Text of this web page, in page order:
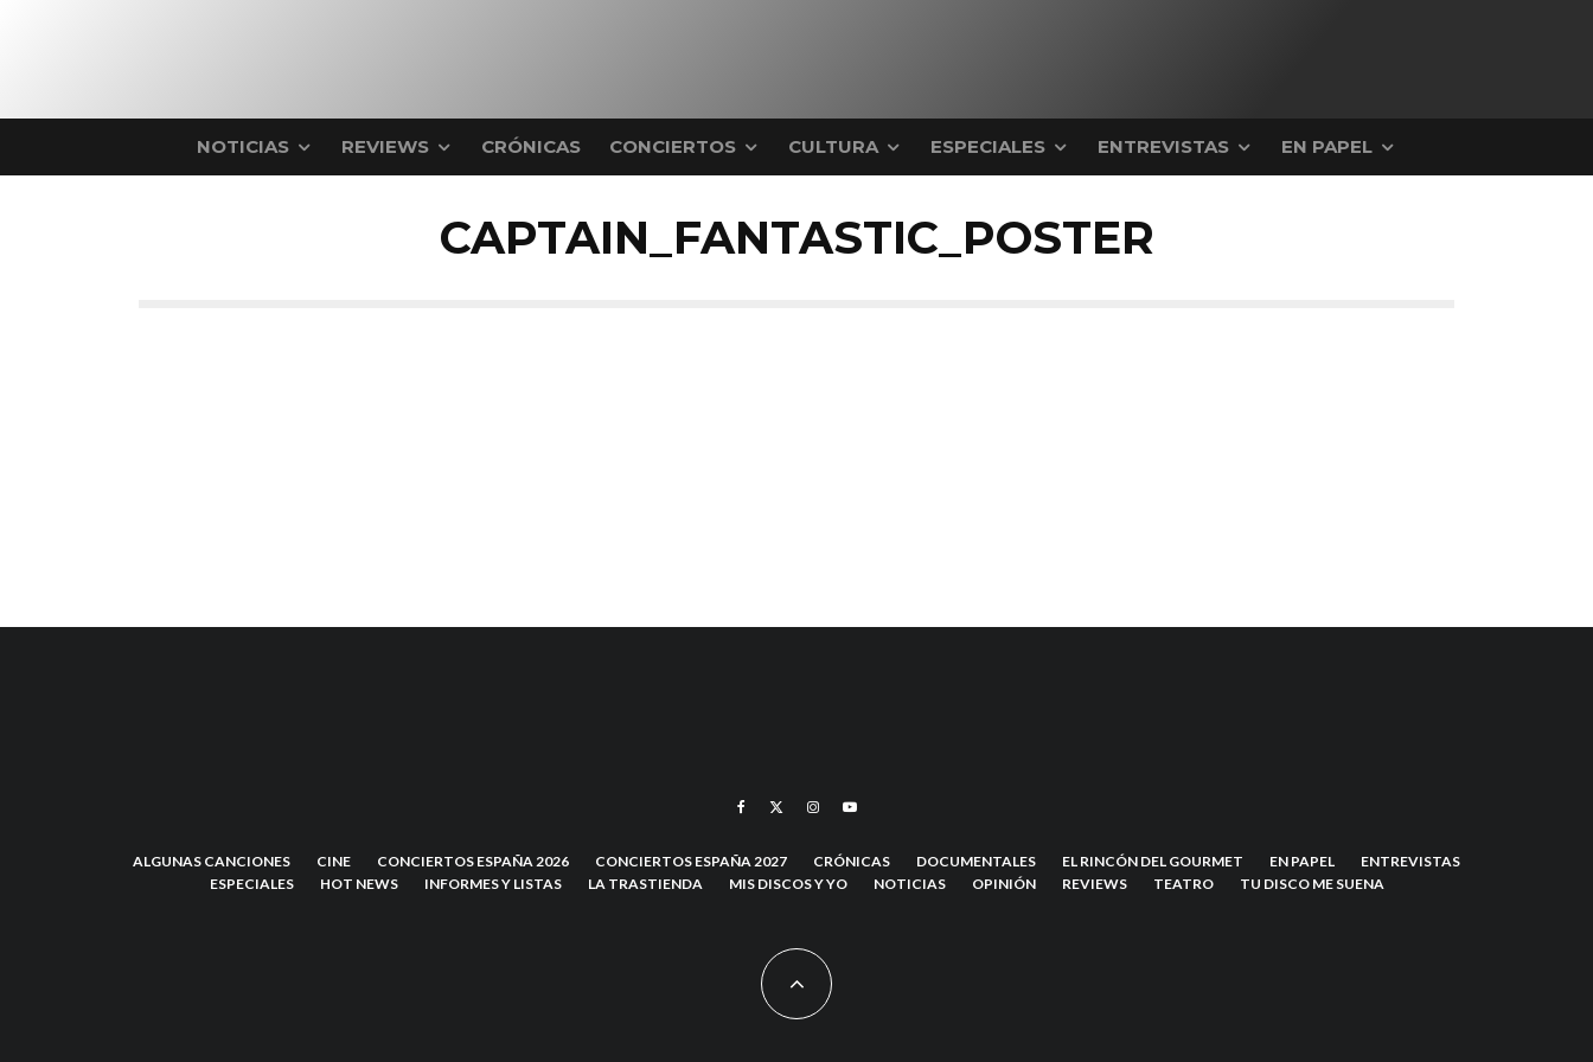
NOTICIAS REVIEWS CRÓNICAS CONCIERTOS CULTURA ESPECIALES ENTREVISTAS EN PAPEL
CAPTAIN_FANTASTIC_POSTER
ALGUNAS CANCIONES CINE CONCIERTOS ESPAÑA 2026 CONCIERTOS ESPAÑA 2027 CRÓNICAS DOCUMENTALES EL RINCÓN DEL GOURMET EN PAPEL
ENTREVISTAS
ESPECIALES
HOT NEWS INFORMES Y LISTAS LA TRASTIENDA MIS DISCOS Y YO NOTICIAS OPINIÓN REVIEWS TEATRO TU DISCO ME SUENA